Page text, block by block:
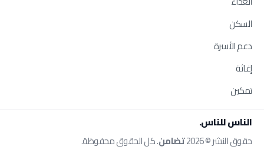
السكن
دعم الأسرة
إغاثة
تمكين
الناس للناس.
حقوق النشر © 2026 تضامن. كل الحقوق محفوظة.